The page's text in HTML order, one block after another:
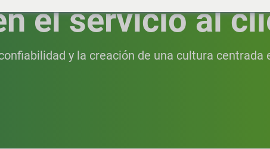
el servicio al
y la creación de una cultura centrada